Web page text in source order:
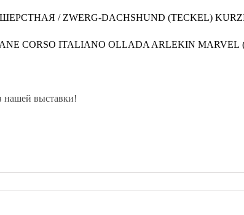
/ ZWERG-DACHSHUND (TEСKEL)
CORSO ITALIANO OLLADA ARLEKIN MARVEL
нашей выставки!